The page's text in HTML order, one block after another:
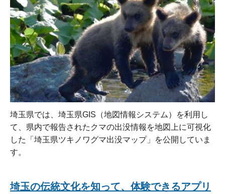
埼玉県では、埼玉県GIS（地図情報システム）を利用し
て、県内で報告されたクマの出没情報を地図上に可視化
した「埼玉県ツキノワグマ出没マップ」を公開していま
す。
埼玉の伝統文化を知って、体験できるアプリ